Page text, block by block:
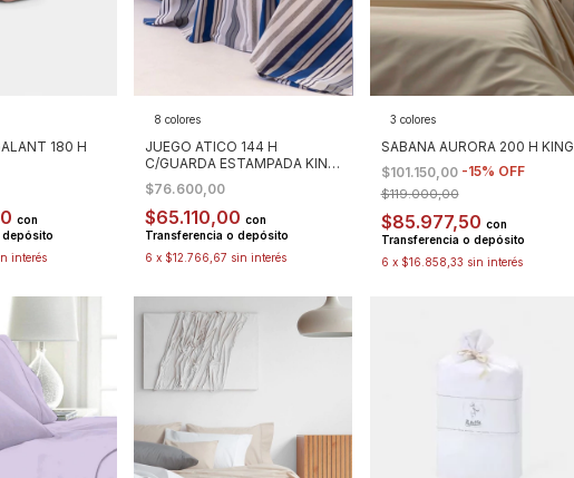
180 H
con
depósito
interés
8 colores
JUEGO ATICO 144 H
C/GUARDA ESTAMPADA KING
SIZE
$76.600,00
$65.110,00con
Transferencia o depósito
6 x $12.766,67 sin interés
3 colores
SABANA AURORA 200 H KING
$101.150,00 -15% OFF
$119.000,00
$85.977,50 con
Transferencia o depósito
6 x $16.858,33 sin interés